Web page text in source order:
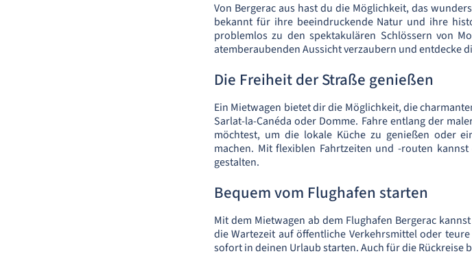
Von Bergerac aus hast du die Möglichkeit, das
bekannt für ihre beeindruckende Natur und ihre
problemlos zu den spektakulären Schlössern von
atemberaubenden Aussicht verzaubern und entdecke
Die Freiheit der Straße genießen
Ein Mietwagen bietet dir die Möglichkeit, die
Sarlat-la-Canéda oder Domme. Fahre entlang der
möchtest, um die lokale Küche zu genießen oder
machen. Mit flexiblen Fahrtzeiten und -routen
gestalten.
Bequem vom Flughafen starten
Mit dem Mietwagen ab dem Flughafen Bergerac
die Wartezeit auf öffentliche Verkehrsmittel oder
sofort in deinen Urlaub starten. Auch für die